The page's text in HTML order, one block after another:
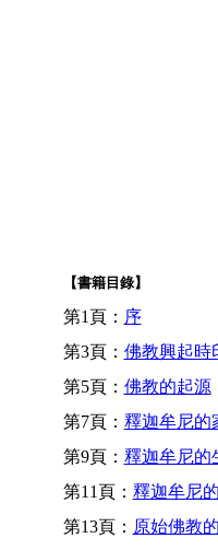
【書籍目錄】
第1頁： 序
第3頁： 佛教興起時
第5頁： 佛教的起源
第7頁： 釋迦牟尼的
第9頁： 釋迦牟尼的
第11頁： 釋迦牟尼
第13頁： 原始佛教